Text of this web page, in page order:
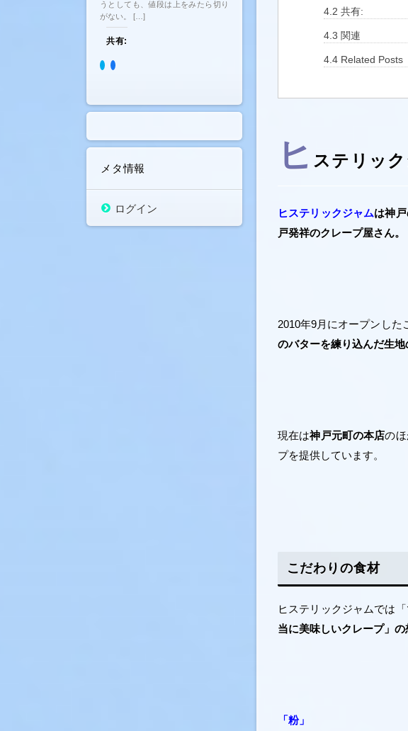
4.2 共有:
4.3 関連
4.4 Related Posts
ヒ ステリッ
ヒステリックジャムは神
戸発祥のクレープ屋さん。
2010年9月にオープンした
のバターを練り込んだ生
現在は神戸元町の本店のほ
プを提供しています。
こだわりの食材
ヒステリックジャムでは
当に美味しいクレープ」の
「粉」
す)ィ
ン
ド
ウ
で
開
き
ま
うとしても、値段は上をみたら切り
がない。 […]
共有:
ク
し
て
共
(新
し
ウ
ン
ド
ウ
Facebook
す
る
ク
ッ
ク
て
だ
さ
い
メタ情報
ログイン